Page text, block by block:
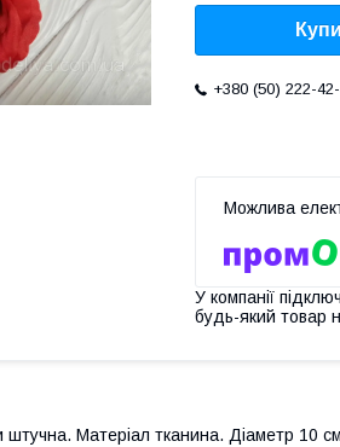
+380 (50) 222-
У компанії
будь-який товар
штучна. Матеріал тканина. Діаметр 10